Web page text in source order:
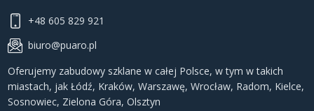
+48 605 829 921
biuro@puaro.pl
Oferujemy zabudowy szklane w całej Polsce, w tym w takich
miastach, jak Łódź, Kraków, Warszawę, Wrocław, Radom, Kielce,
Sosnowiec, Zielona Góra, Olsztyn